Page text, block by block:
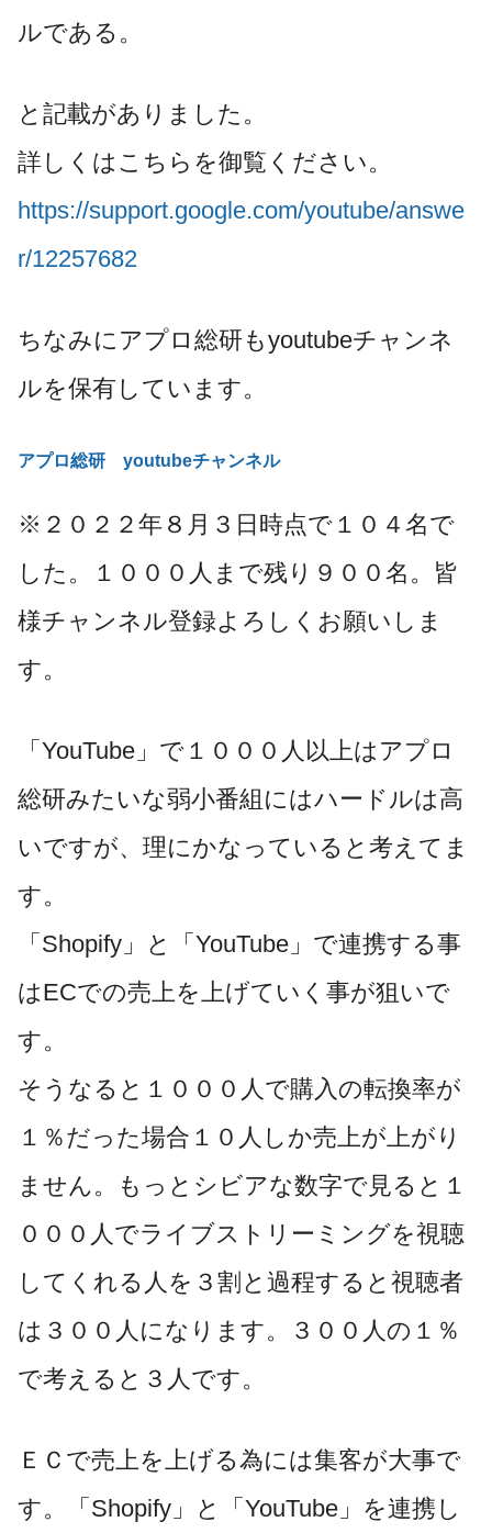
ルである。
と記載がありました。
詳しくはこちらを御覧ください。
https://support.google.com/youtube/answe
r/12257682
ちなみにアプロ総研もyoutubeチャンネ
ルを保有しています。
アプロ総研 youtubeチャンネル
※２０２２年８月３日時点で１０４名で
した。１０００人まで残り９００名。皆
様チャンネル登録よろしくお願いしま
す。
「YouTube」で１０００人以上はアプロ
総研みたいな弱小番組にはハードルは高
いですが、理にかなっていると考えてま
す。
「Shopify」と「YouTube」で連携する事
はECでの売上を上げていく事が狙いで
す。
そうなると１０００人で購入の転換率が
１％だった場合１０人しか売上が上がり
ません。もっとシビアな数字で見ると１
０００人でライブストリーミングを視聴
してくれる人を３割と過程すると視聴者
は３００人になります。３００人の１％
で考えると３人です。
ＥＣで売上を上げる為には集客が大事で
す。「Shopify」と「YouTube」を連携し